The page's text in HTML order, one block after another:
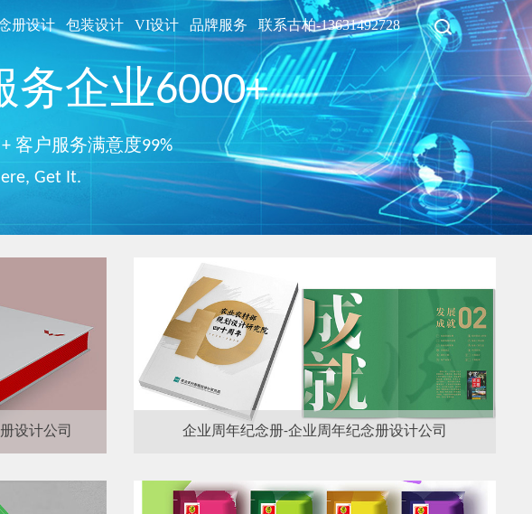
册设计 包装设计 VI设计 品牌服务 联系古柏-13631492728
务企业6000+
客户服务满意度99%
Get It.
设计公司 企业周年纪念册-企业周年纪念册设计公司